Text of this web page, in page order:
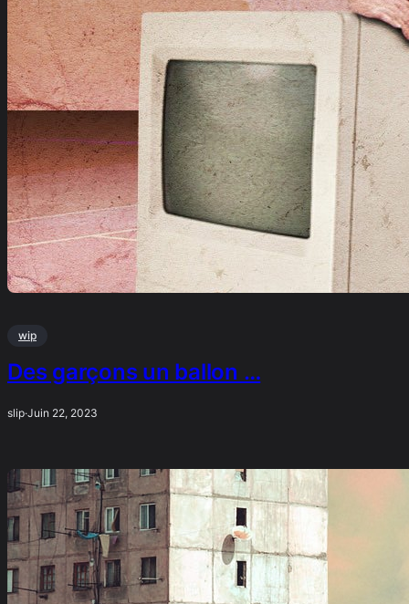
wip
Des garçons un ballon …
slip·Juin 22, 2023